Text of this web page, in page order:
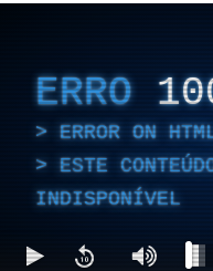
ERRO
ERROR ON
ESTE
INDISPONÍVEL